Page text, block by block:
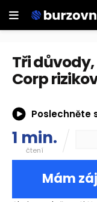
Tři
Corp
Poslechněte
1 min.
čtení
Mám